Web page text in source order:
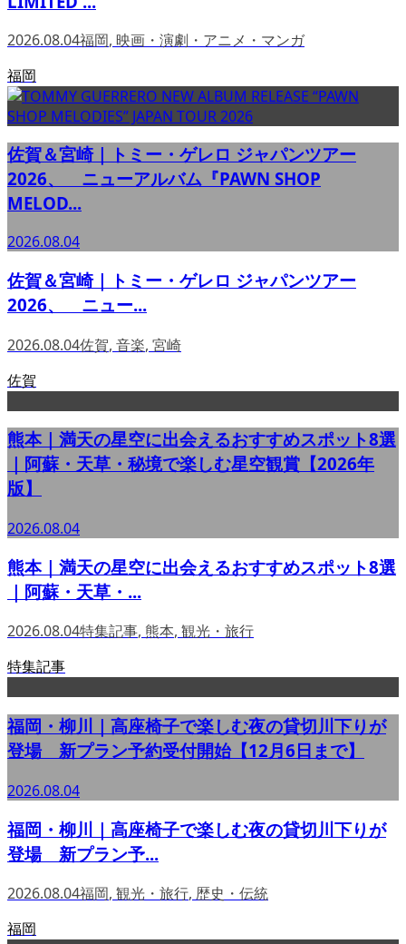
2026.08.04福岡, 映画・演劇・アニメ・マンガ
福岡
佐賀＆宮崎｜トミー・ゲレロ ジャパンツアー
2026、 ニューアルバム『PAWN SHOP
MELOD...
2026.08.04
佐賀＆宮崎｜トミー・ゲレロ ジャパンツアー
2026、 ニュー...
2026.08.04佐賀, 音楽, 宮崎
佐賀
熊本｜満天の星空に出会えるおすすめスポット8選
｜阿蘇・天草・秘境で楽しむ星空観賞【2026年
版】
2026.08.04
熊本｜満天の星空に出会えるおすすめスポット8選
｜阿蘇・天草・...
2026.08.04特集記事, 熊本, 観光・旅行
特集記事
福岡・柳川｜高座椅子で楽しむ夜の貸切川下りが
登場 新プラン予約受付開始【12月6日まで】
2026.08.04
福岡・柳川｜高座椅子で楽しむ夜の貸切川下りが
登場 新プラン予...
2026.08.04福岡, 観光・旅行, 歴史・伝統
福岡